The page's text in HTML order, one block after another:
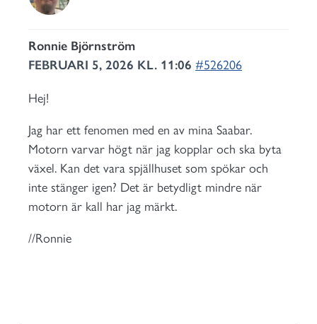
Ronnie Björnström
FEBRUARI 5, 2026 KL. 11:06 #526206
Hej!
Jag har ett fenomen med en av mina Saabar.
Motorn varvar högt när jag kopplar och ska byta
växel. Kan det vara spjällhuset som spökar och
inte stänger igen? Det är betydligt mindre när
motorn är kall har jag märkt.
//Ronnie